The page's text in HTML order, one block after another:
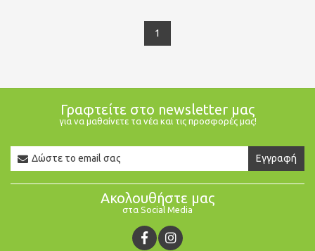
1
Γραφτείτε στο newsletter μας
για να μαθαίνετε τα νέα και τις προσφορές μας!
Newsletter
Email
Εγγραφή
Ακολουθήστε μας
στα Social Media